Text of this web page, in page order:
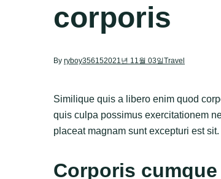
corporis
By ryboy356152021년 11월 03일Travel
Similique quis a libero enim quod
quis culpa possimus exercitationem
placeat magnam sunt excepturi est sit.
Corporis